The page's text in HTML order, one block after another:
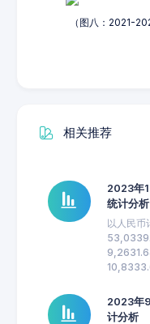
（图八：2021-
相关推荐
2023年
统计分析
以人民币
2023年
计分析